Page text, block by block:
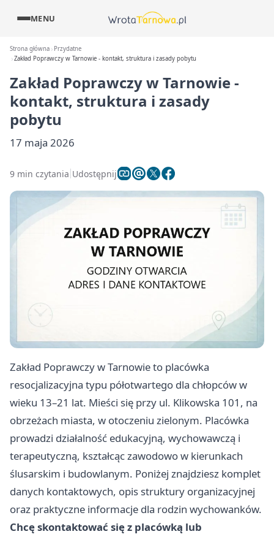
MENU
Strona główna
Przydatne
Zakład Poprawczy w Tarnowie - kontakt, struktura i zasady pobytu
Zakład Poprawczy w Tarnowie -
kontakt, struktura i zasady
pobytu
17 maja 2026
9 min czytania Udostępnij
Zakład Poprawczy w Tarnowie to placówka
resocjalizacyjna typu półotwartego dla chłopców w
wieku 13–21 lat. Mieści się przy ul. Klikowska 101, na
obrzeżach miasta, w otoczeniu zielonym. Placówka
prowadzi działalność edukacyjną, wychowawczą i
terapeutyczną, kształcąc zawodowo w kierunkach
ślusarskim i budowlanym. Poniżej znajdziesz komplet
danych kontaktowych, opis struktury organizacyjnej
oraz praktyczne informacje dla rodzin wychowanków.
Chcę skontaktować się z placówką lub